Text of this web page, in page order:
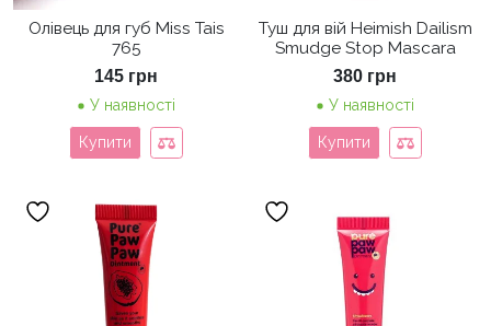
Олівець для губ Miss Tais
765
145 грн
У наявності
Купити
Туш для вій Heimish Dailism
Smudge Stop Mascara
380 грн
У наявності
Купити